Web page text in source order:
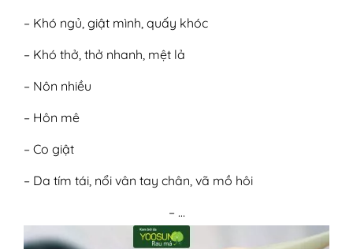
– Khó ngủ, giật mình, quấy khóc
– Khó thở, thở nhanh, mệt lả
– Nôn nhiều
– Hôn mê
– Co giật
– Da tím tái, nổi vân tay chân, vã mồ hôi
– …